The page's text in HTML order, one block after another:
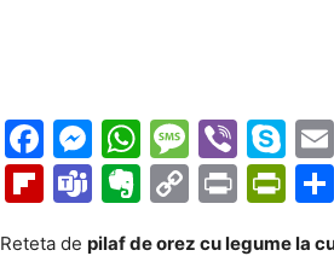
Facebook
Messenger
WhatsApp
Viber
Flipboard
Teams
Evernote
CopyPrint
Reteta de pilaf de orez cu legume la